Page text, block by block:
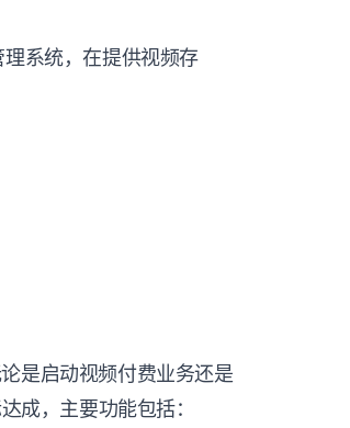
系统，在提供视频存
是启动视频付费业务还是
成，主要功能包括：